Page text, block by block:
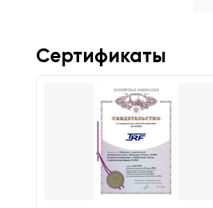
Сертификаты